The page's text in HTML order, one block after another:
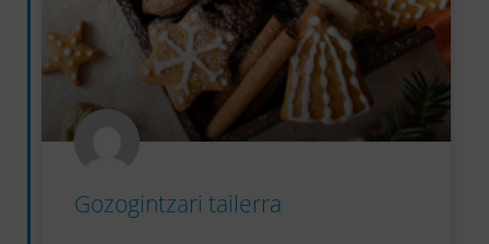
Gozogintzari tailerra